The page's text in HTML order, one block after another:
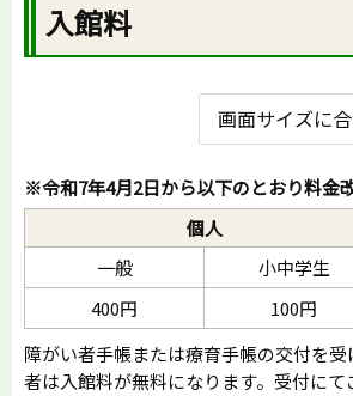
入館料
画面サイズに
※令和7年4月2日から以下のとおり料金
個人
一般
小中学生
400円
100円
障がい者手帳または療育手帳の交付を
者は入館料が無料になります。受付にて